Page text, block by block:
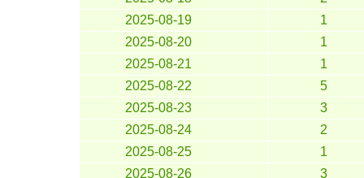
2025-08-19
1
2025-08-20
1
2025-08-21
1
2025-08-22
5
2025-08-23
3
2025-08-24
2
2025-08-25
1
2025-08-26
3